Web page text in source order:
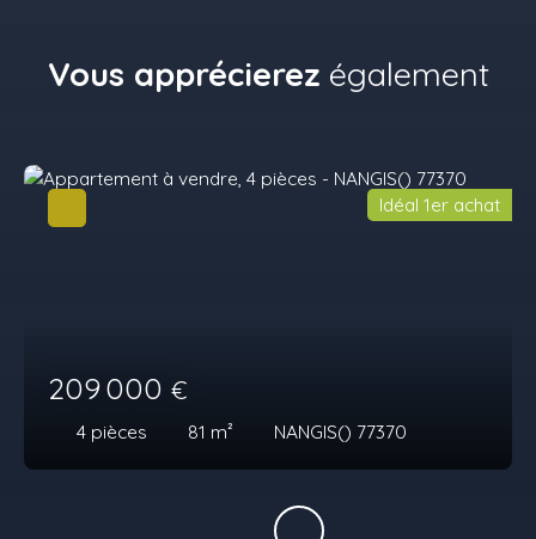
Vous apprécierez également
209 000 €
4 pièces 81 m² NANGIS() 77370
Idéal 1er achat